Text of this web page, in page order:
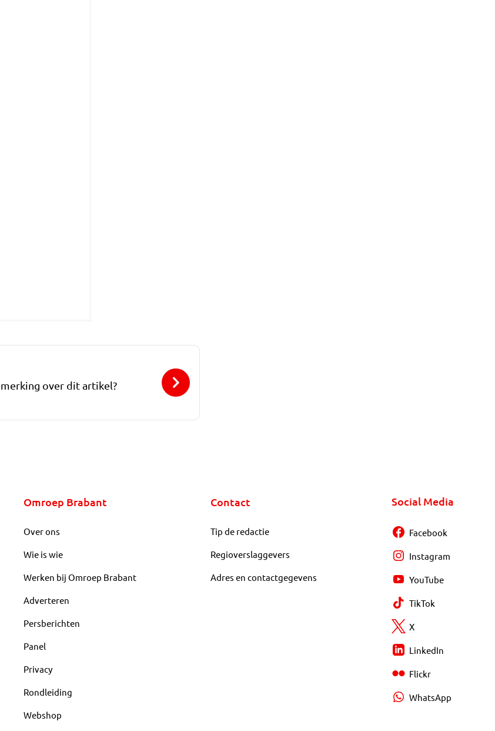
over dit artikel?
Omroep Brabant
Over ons
Wie is wie
Werken bij Omroep Brabant
Adverteren
Persberichten
Panel
Privacy
Rondleiding
Webshop
Contact
Tip de redactie
Regioverslaggevers
Adres en contactgegevens
Social Media
Facebook
Instagram
YouTube
TikTok
X
LinkedIn
Flickr
WhatsApp